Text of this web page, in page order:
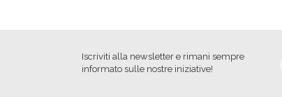
Iscriviti alla newsletter e rimani sempre
informato sulle nostre iniziative!